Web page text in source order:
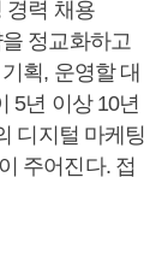
경력 채용
정교화하고
획, 운영할 대
5년 이상 10년
디지털 마케팅
주어진다. 접